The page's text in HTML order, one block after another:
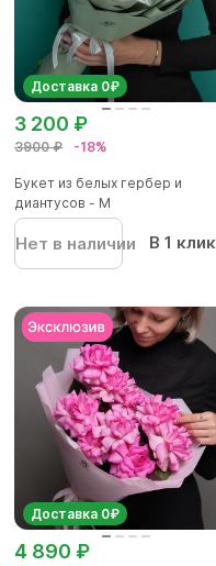
Доставка 0₽
3900 ₽ -18%
3 200 ₽
Букет из белых гербер и
диантусов - M
Нет в наличии В 1 клик
Доставка 0₽
4 890 ₽